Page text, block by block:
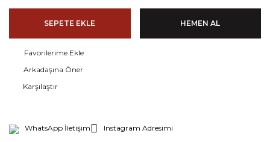
SEPETE EKLE HEMEN AL
Arkadaşına Öner
Karşılaştır
WhatsApp İletişim Instagram Adresimi